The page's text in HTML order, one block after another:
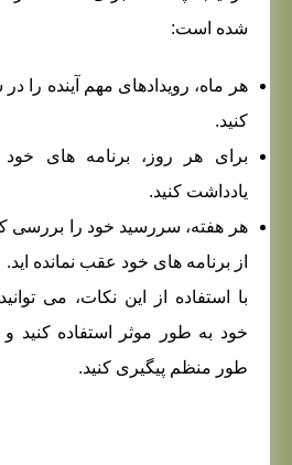
شده است:
هر ماه، رویدادهای مهم آینده را
کنید.
برای هر روز، برنامه های
یادداشت کنید.
هر هفته، سررسید خود را بررسی
از برنامه های خود عقب نمانده اید.
با استفاده از این نکات، می
خود به طور موثر استفاده کنید و
طور منظم پیگیری کنید.